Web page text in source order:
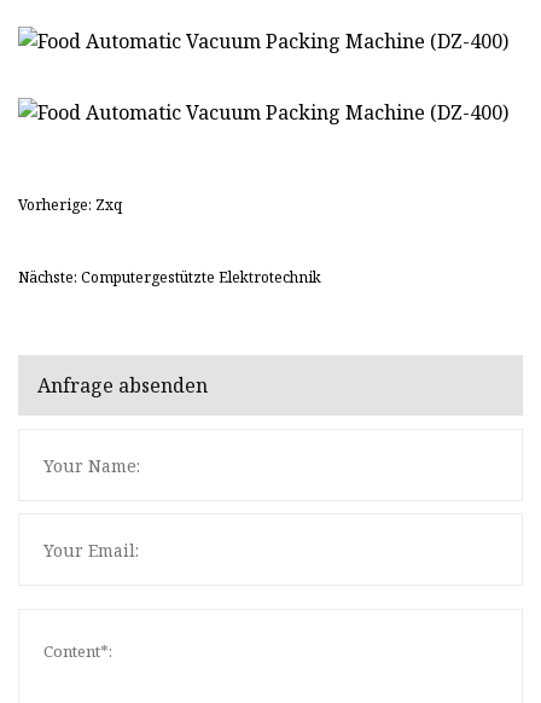
Vorherige: Zxq
Nächste: Computergestützte Elektrotechnik
Anfrage absenden